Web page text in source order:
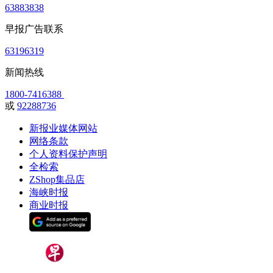
63883838
早报广告联系
63196319
新闻热线
1800-7416388
或 92288736
新报业媒体网站
网络条款
个人资料保护声明
全检索
ZShop集品店
海峡时报
商业时报